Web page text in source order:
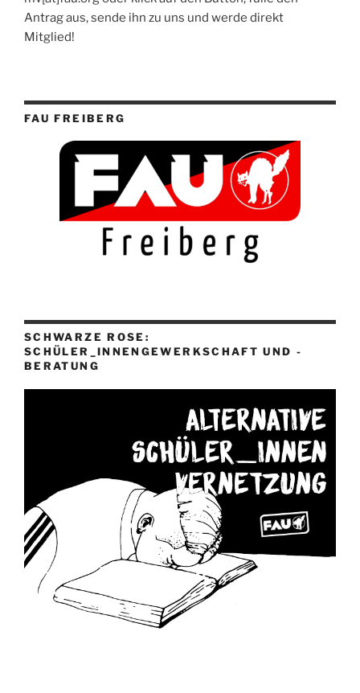
Antrag aus, sende ihn zu uns und werde direkt
Mitglied!
FAU FREIBERG
SCHWARZE ROSE:
SCHÜLER_INNENGEWERKSCHAFT UND -
BERATUNG